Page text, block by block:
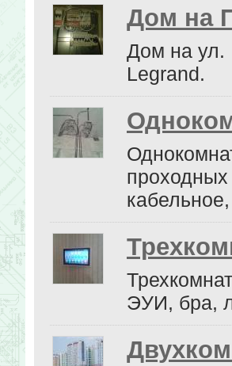
Дом на
Дом на
Legrand.
ЭУИ, бра,